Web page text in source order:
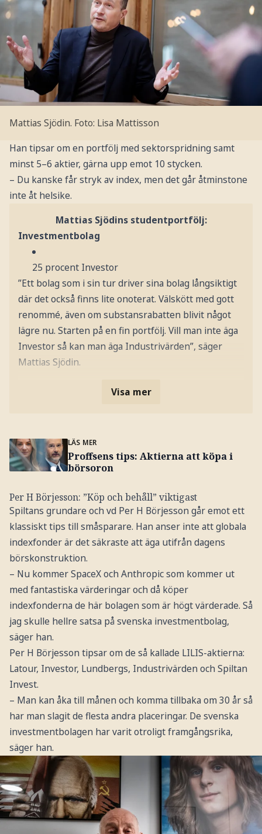
Mattias Sjödin. Foto: Lisa Mattisson
Han tipsar om en portfölj med sektorspridning samt
minst 5–6 aktier, gärna upp emot 10 stycken.
– Du kanske får stryk av index, men det går åtminstone
inte åt helsike.
Mattias Sjödins studentportfölj:
Investmentbolag
25 procent Investor
”Ett bolag som i sin tur driver sina bolag långsiktigt
där det också finns lite onoterat. Välskött med gott
renommé, även om substansrabatten blivit något
lägre nu. Starten på en fin portfölj. Vill man inte äga
Investor så kan man äga Industrivärden”, säger
Mattias Sjödin.
Visa mer
LÄS MER
Proffsens tips: Aktierna att köpa i
börsoron
Per H Börjesson: ”Köp och behåll” viktigast
Spiltans grundare och vd Per H Börjesson går emot ett
klassiskt tips till småsparare. Han anser inte att globala
indexfonder är det säkraste att äga utifrån dagens
börskonstruktion.
– Nu kommer SpaceX och Anthropic som kommer ut
med fantastiska värderingar och då köper
indexfonderna de här bolagen som är högt värderade. Så
jag skulle hellre satsa på svenska investmentbolag,
säger han.
Per H Börjesson tipsar om de så kallade LILIS-aktierna:
Latour, Investor, Lundbergs, Industrivärden och Spiltan
Invest.
– Man kan åka till månen och komma tillbaka om 30 år så
har man slagit de flesta andra placeringar. De svenska
investmentbolagen har varit otroligt framgångsrika,
säger han.